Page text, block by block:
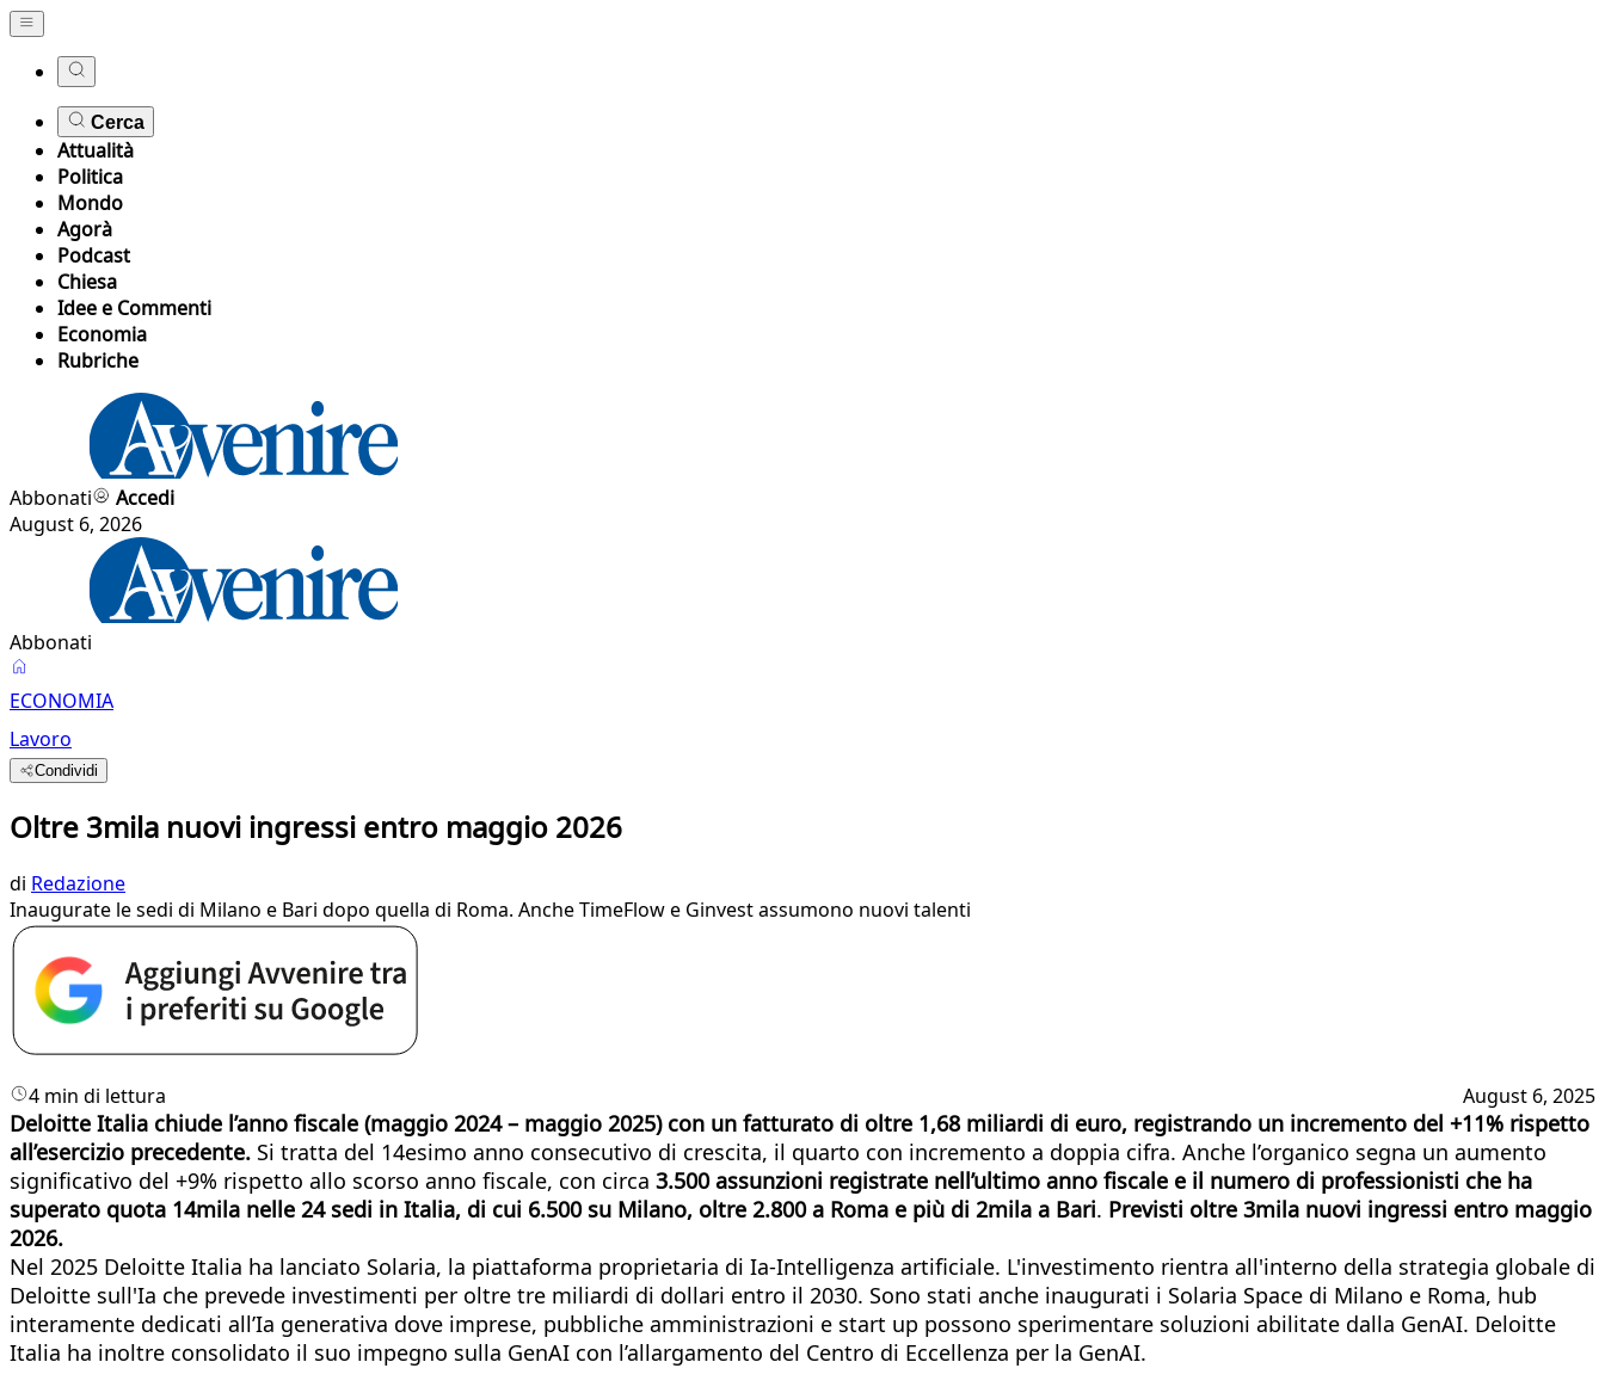
Cerca
Attualità
Politica
Mondo
Agorà
Podcast
Chiesa
Idee e Commenti
Economia
Rubriche
Abbonati
Accedi
August 6, 2026
Abbonati
ECONOMIA
Lavoro
Condividi
Oltre 3mila nuovi ingressi entro maggio 2026
di Redazione
Inaugurate le sedi di Milano e Bari dopo quella di Roma. Anche TimeFlow e Ginvest assumono nuovi talenti
4 min di lettura August 6, 2025
Deloitte Italia chiude l’anno fiscale (maggio 2024 – maggio 2025) con un fatturato di oltre 1,68 miliardi di euro, registrando un incremento del +11% rispetto
all’esercizio precedente. Si tratta del 14esimo anno consecutivo di crescita, il quarto con incremento a doppia cifra. Anche l’organico segna un aumento
significativo del +9% rispetto allo scorso anno fiscale, con circa 3.500 assunzioni registrate nell’ultimo anno fiscale e il numero di professionisti che ha
superato quota 14mila nelle 24 sedi in Italia, di cui 6.500 su Milano, oltre 2.800 a Roma e più di 2mila a Bari. Previsti oltre 3mila nuovi ingressi entro maggio
2026.
Nel 2025 Deloitte Italia ha lanciato Solaria, la piattaforma proprietaria di Ia-Intelligenza artificiale. L'investimento rientra all'interno della strategia globale di
Deloitte sull'Ia che prevede investimenti per oltre tre miliardi di dollari entro il 2030. Sono stati anche inaugurati i Solaria Space di Milano e Roma, hub
interamente dedicati all’Ia generativa dove imprese, pubbliche amministrazioni e start up possono sperimentare soluzioni abilitate dalla GenAI. Deloitte
Italia ha inoltre consolidato il suo impegno sulla GenAI con l’allargamento del Centro di Eccellenza per la GenAI.